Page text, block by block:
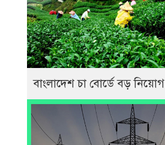
বাংলাদেশ চা বোর্ডে বড় নিয়োগ